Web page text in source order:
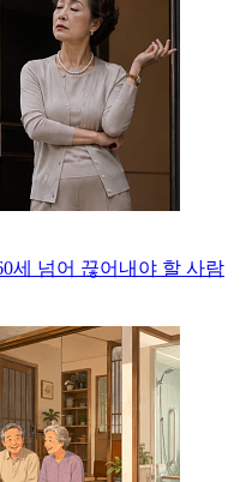
세 넘어 끊어내야 할 사람